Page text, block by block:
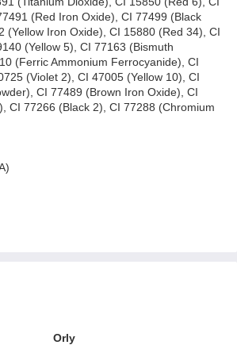
(Red Iron Oxide), CI 77499 (Black
(Yellow Iron Oxide), CI 15880 (Red 34), CI
(Yellow 5), CI 77163 (Bismuth
(Ferric Ammonium Ferrocyanide), CI
(Violet 2), CI 47005 (Yellow 10), CI
CI 77489 (Brown Iron Oxide), CI
CI 77266 (Black 2), CI 77288 (Chromium
Orly